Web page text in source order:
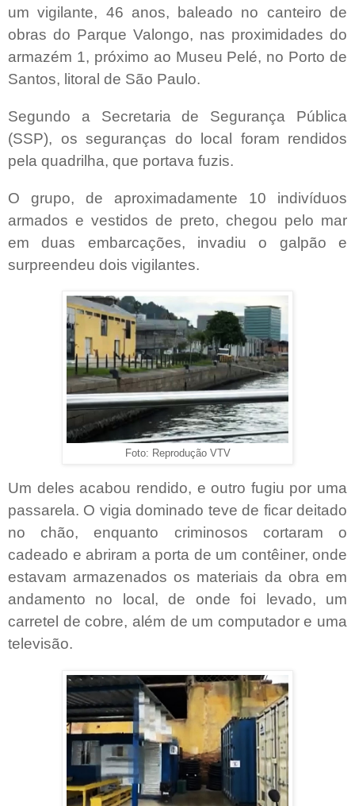
um vigilante, 46 anos, baleado no canteiro de
obras do Parque Valongo, nas proximidades do
armazém 1, próximo ao Museu Pelé, no Porto de
Santos, litoral de São Paulo.
Segundo a Secretaria de Segurança Pública
(SSP), os seguranças do local foram rendidos
pela quadrilha, que portava fuzis.
O grupo, de aproximadamente 10 indivíduos
armados e vestidos de preto, chegou pelo mar
em duas embarcações, invadiu o galpão e
surpreendeu dois vigilantes.
Foto: Reprodução VTV
Um deles acabou rendido, e outro fugiu por uma
passarela. O vigia dominado teve de ficar deitado
no chão, enquanto criminosos cortaram o
cadeado e abriram a porta de um contêiner, onde
estavam armazenados os materiais da obra em
andamento no local, de onde foi levado, um
carretel de cobre, além de um computador e uma
televisão.